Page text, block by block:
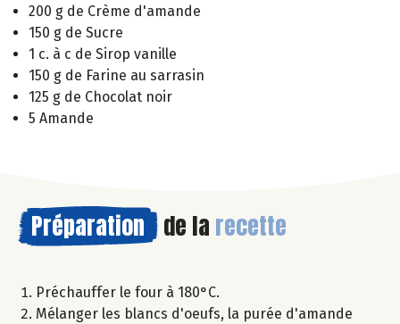
200 g de Crème d'amande
150 g de Sucre
1 c. à c de Sirop vanille
150 g de Farine au sarrasin
125 g de Chocolat noir
5 Amande
Préparation de la recette
Préchauffer le four à 180°C.
Mélanger les blancs d'oeufs, la purée d'amande